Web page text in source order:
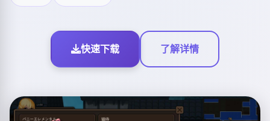
快速下载 了解详情